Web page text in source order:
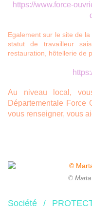
https://www.force-
Egalement sur le site de
statut de travailleur
restauration, hôtellerie de
Au niveau local,
Départementale Force
vous renseigner, vous
© Marta
Société /